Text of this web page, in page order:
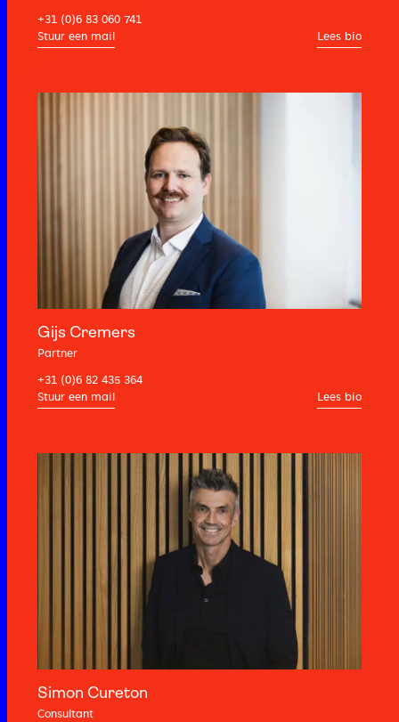
+31 (0)6 83 060 741
Lees bio
Gijs Cremers
Partner
+31 (0)6 82 435 364
Lees bio
Simon Cureton
Consultant